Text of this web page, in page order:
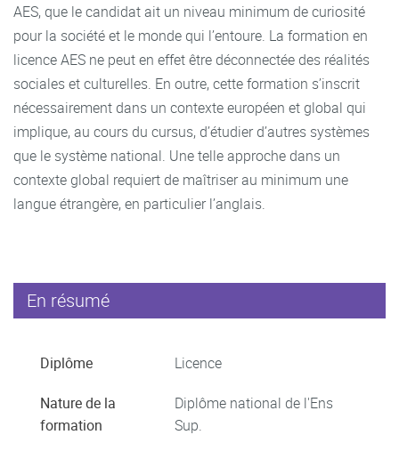
AES, que le candidat ait un niveau minimum de curiosité
pour la société et le monde qui l’entoure. La formation en
licence AES ne peut en effet être déconnectée des réalités
sociales et culturelles. En outre, cette formation s’inscrit
nécessairement dans un contexte européen et global qui
implique, au cours du cursus, d’étudier d’autres systèmes
que le système national. Une telle approche dans un
contexte global requiert de maîtriser au minimum une
langue étrangère, en particulier l’anglais.
En résumé
Diplôme Licence
Nature de la
formation
Diplôme national de l'Ens
Sup.